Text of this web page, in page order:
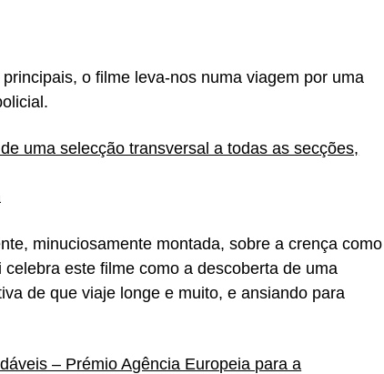
o filme leva-nos numa viagem por uma
uma selecção transversal a todas as secções,
minuciosamente montada, sobre a crença como
este filme como a descoberta de uma
de que viaje longe e muito, e ansiando para
– Prémio Agência Europeia para a